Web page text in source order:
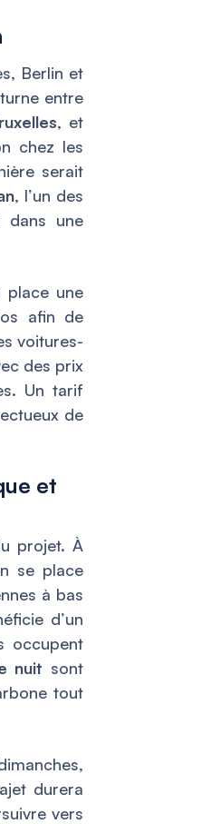
Berlin et
entre
, et
chez les
serait
, l’un des
dans une
une
afin de
voitures-
des prix
Un tarif
de
et
projet. À
se place
à bas
d’un
occupent
nuit sont
tout
durera
vers